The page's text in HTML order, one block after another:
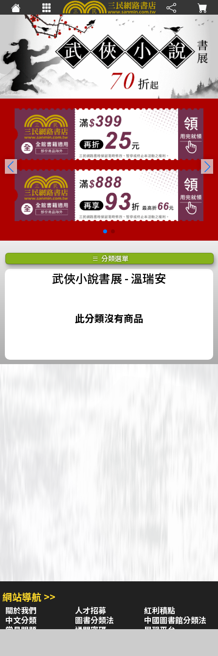
分類選單
武俠小說書展 - 溫瑞安
此分類沒有商品
網站導航 >>
關於我們 人才招募
紅利積點
中文分類
圖書分類法
中國圖書館分類法
常見問題
通關密碼
學習平台